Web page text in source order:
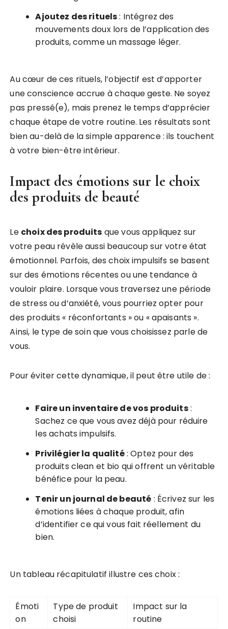
Ajoutez des rituels: Intégrez des
mouvements doux lors de l’application des
produits, comme un massage léger.
Au cœur de ces rituels, l’objectif est d’apporter
une conscience accrue à chaque geste. Ne soyez
pas pressé(e), mais prenez le temps d’apprécier
chaque étape de votre routine. Les résultats sont
bien au-delà de la simple apparence : ils touchent
à votre bien-être intérieur.
Impact des émotions sur le choix
des produits de beauté
Le choix des produits que vous appliquez sur
votre peau révèle aussi beaucoup sur votre état
émotionnel. Parfois, des choix impulsifs se basent
sur des émotions récentes ou une tendance à
vouloir plaire. Lorsque vous traversez une période
de stress ou d’anxiété, vous pourriez opter pour
des produits « réconfortants » ou « apaisants ».
Ainsi, le type de soin que vous choisissez parle de
vous.
Pour éviter cette dynamique, il peut être utile de :
Faire un inventaire de vos produits:
Sachez ce que vous avez déjà pour réduire
les achats impulsifs.
Privilégier la qualité: Optez pour des
produits clean et bio qui offrent un véritable
bénéfice pour la peau.
Tenir un journal de beauté : Écrivez sur les
émotions liées à chaque produit, afin
d’identifier ce qui vous fait réellement du
bien.
Un tableau récapitulatif illustre ces choix :
Émoti
on
Type de produit
choisi
Impact sur la
routine